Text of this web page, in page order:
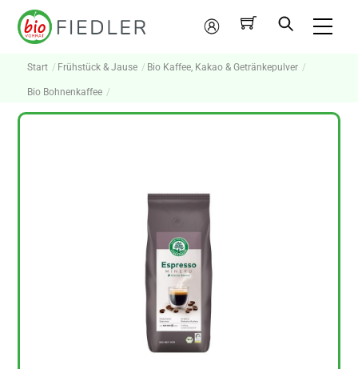
Skip
Mein
Konto
Start Frühstück & Jause Bio Kaffee, Kakao & Getränkepulver
Bio Bohnenkaffee